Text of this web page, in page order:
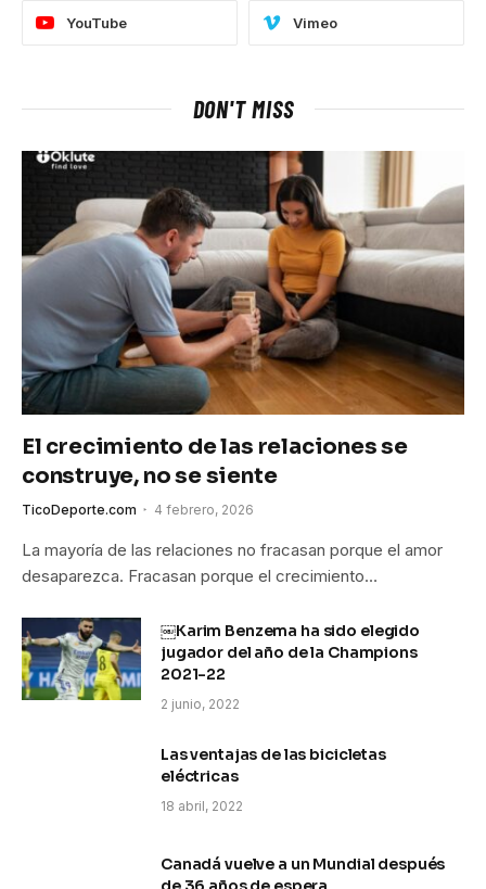
YouTube Vimeo
DON'T MISS
El crecimiento de las relaciones se
construye, no se siente
TicoDeporte.com 4 febrero, 2026
La mayoría de las relaciones no fracasan porque el amor
desaparezca. Fracasan porque el crecimiento…
￼Karim Benzema ha sido elegido
jugador del año de la Champions
2021-22
2 junio, 2022
Las ventajas de las bicicletas
eléctricas
18 abril, 2022
Canadá vuelve a un Mundial después